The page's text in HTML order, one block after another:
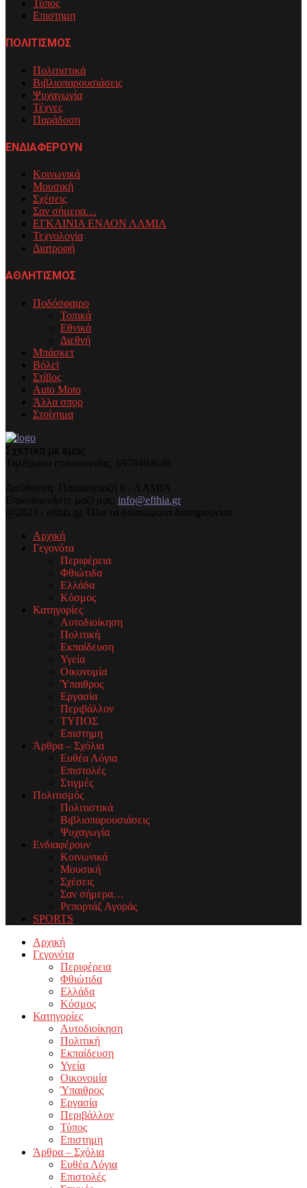
Τύπος
Επιστημη
ΠΟΛΙΤΙΣΜΟΣ
Πολιτιστικά
Βιβλιοπαρουσιάσεις
Ψυχαγωγία
Τέχνες
Παράδοση
ΕΝΔΙΑΦΕΡΟΥΝ
Κοινωνικά
Μουσική
Σχέσεις
Σαν σήμερα…
ΕΓΚΑΙΝΙΑ ΕΝΑΟΝ ΛΑΜΙΑ
Τεχνολογία
Διατροφή
ΑΘΛΗΤΙΣΜΟΣ
Ποδόσφαιρο
Τοπικά
Εθνικά
Διεθνή
Μπάσκετ
Βόλεϊ
Στίβος
Auto Moto
Άλλα σπορ
Στοίχημα
Σχετικά με εμάς
Τηλέφωνo επικοινωνίας: 6976404646
Διεύθυνση: Παπακυριαζή 6 - ΛΑΜΙΑ
Επικοινωνήστε μαζί μας: info@efthia.gr
@2023 - efthia.gr. Όλα τα δικαιώματα διατηρούνται.
Αρχική
Γεγονότα
Περιφέρεια
Φθιώτιδα
Ελλάδα
Κόσμος
Κατηγορίες
Αυτοδιοίκηση
Πολιτική
Εκπαίδευση
Υγεία
Οικονομία
Ύπαιθρος
Εργασία
Περιβάλλον
ΤΥΠΟΣ
Επιστημη
Άρθρα – Σχόλια
Ευθέα Λόγια
Επιστολές
Στιγμές
Πολιτισμός
Πολιτιστικά
Βιβλιοπαρουσιάσεις
Ψυχαγωγία
Ενδιαφέρουν
Κοινωνικά
Μουσική
Σχέσεις
Σαν σήμερα…
Ρεπορτάζ Αγοράς
SPORTS
Facebook
Twitter
Instagram
Youtube
Email
Αρχική
Γεγονότα
Περιφέρεια
Φθιώτιδα
Ελλάδα
Κόσμος
Κατηγορίες
Αυτοδιοίκηση
Πολιτική
Εκπαίδευση
Υγεία
Οικονομία
Ύπαιθρος
Εργασία
Περιβάλλον
Τύπος
Επιστημη
Άρθρα – Σχόλια
Ευθέα Λόγια
Επιστολές